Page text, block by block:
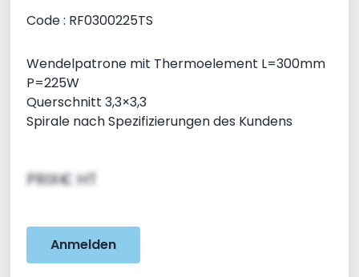
Code : RF0300225TS
Wendelpatrone mit Thermoelement L=300mm
P=225W
Querschnitt 3,3×3,3
Spirale nach Spezifizierungen des Kundens
PRIX€ HT
Anmelden